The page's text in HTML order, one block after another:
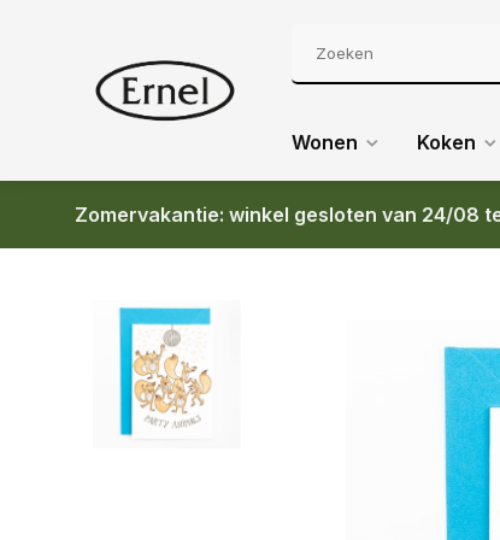
Wonen Koken
Zomervakantie: winkel gesloten van 24/08
Terug FLASH MISC PARTY ANIMALS